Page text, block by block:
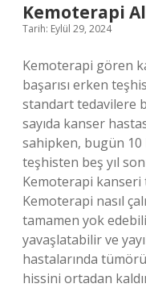
Kemoterapi
Tarih: Eylül 29, 2024
Kemoterapi gören
başarısı erken
standart tedavilere
sayıda kanser
sahipken, bugün 10
teşhisten beş yıl
Kemoterapi kanseri
Kemoterapi nasıl
tamamen yok
yavaşlatabilir ve
hastalarında
hissini ortadan